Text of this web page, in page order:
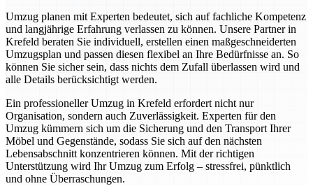
Umzug planen mit Experten bedeutet, sich auf fachliche Kompetenz
und langjährige Erfahrung verlassen zu können. Unsere Partner in
Krefeld beraten Sie individuell, erstellen einen maßgeschneiderten
Umzugsplan und passen diesen flexibel an Ihre Bedürfnisse an. So
können Sie sicher sein, dass nichts dem Zufall überlassen wird und
alle Details berücksichtigt werden.
Ein professioneller Umzug in Krefeld erfordert nicht nur
Organisation, sondern auch Zuverlässigkeit. Experten für den
Umzug kümmern sich um die Sicherung und den Transport Ihrer
Möbel und Gegenstände, sodass Sie sich auf den nächsten
Lebensabschnitt konzentrieren können. Mit der richtigen
Unterstützung wird Ihr Umzug zum Erfolg – stressfrei, pünktlich
und ohne Überraschungen.